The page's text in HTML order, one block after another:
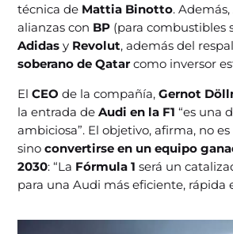
técnica de Mattia Binotto. Además,
alianzas con BP (para combustibles
Adidas y Revolut, además del
soberano de Qatar como inversor
ElCEO de la compañía,Gernot
la entrada deAudi en la F1 “es una
ambiciosa”. El objetivo, afirma, no
sinoconvertirse en un equipo
2030: “La Fórmula 1 será un
para una Audi más eficiente, rápida